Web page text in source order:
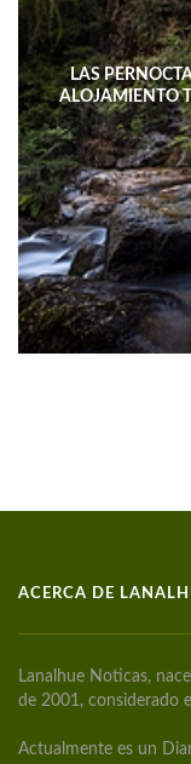
LAS
ALOJAMIENTO
ACERCA DE
Lanalhue Noticas,
de 2001, considerado
Actualmente es un